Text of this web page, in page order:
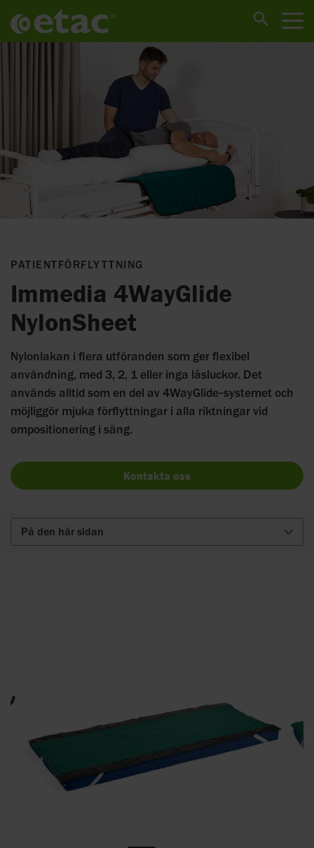
PATIENTFÖRFLYTTNING
Immedia 4WayGlide
NylonSheet
Nylonlakan i flera utföranden som ger flexibel
användning, med 3, 2, 1 eller inga låsluckor. Det
används alltid som en del av 4WayGlide‑systemet och
möjliggör mjuka förflyttningar i alla riktningar vid
ompositionering i säng.
Kontakta oss
På den här sidan